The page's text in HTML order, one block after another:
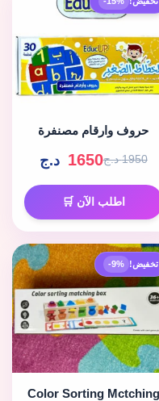
حروف وارقام مصنفرة
1950 د.ج 1650 د.ج
اطلب الآن 🛒
تخفيض! -9%
Color Sorting Mctching